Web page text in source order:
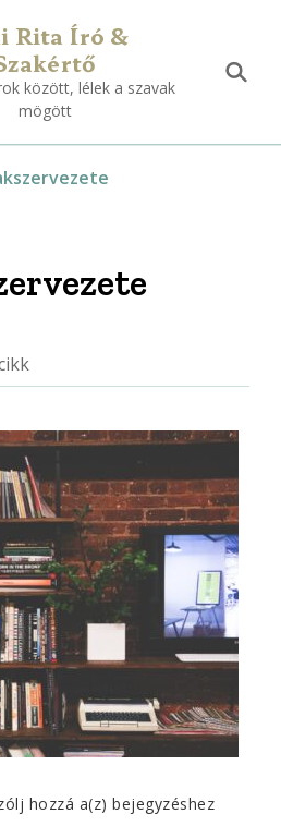
Rita Író &
között, lélek a szavak
mögött
hozzá a(z)Mi
bejegyzéshez